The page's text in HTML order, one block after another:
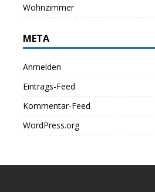
Wohnzimmer
META
Anmelden
Eintrags-Feed
Kommentar-Feed
WordPress.org